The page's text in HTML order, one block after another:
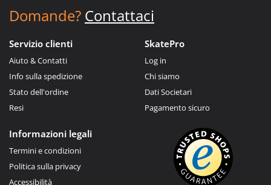
Domande? Contattaci
Servizio clienti
Aiuto & Contatti
Info sulla spedizione
Stato dell'ordine
Resi
SkatePro
Log in
Chi siamo
Dati Societari
Pagamento sicuro
Informazioni legali
Termini e condizioni
Politica sulla privacy
Accessibilità